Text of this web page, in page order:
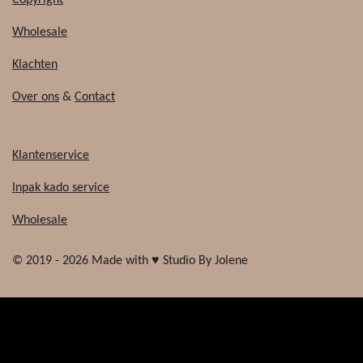
Wholesale
Klachten
Over ons & Contact
Klantenservice
Inpak kado service
Wholesale
© 2019 - 2026 Made with ♥ Studio By Jolene